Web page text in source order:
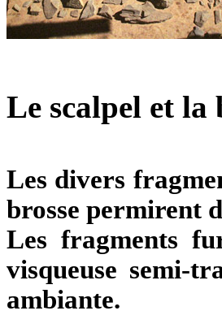
Le scalpel et la
Les divers
brosse permirent
Les fragments
visqueuse semi-
ambiante.